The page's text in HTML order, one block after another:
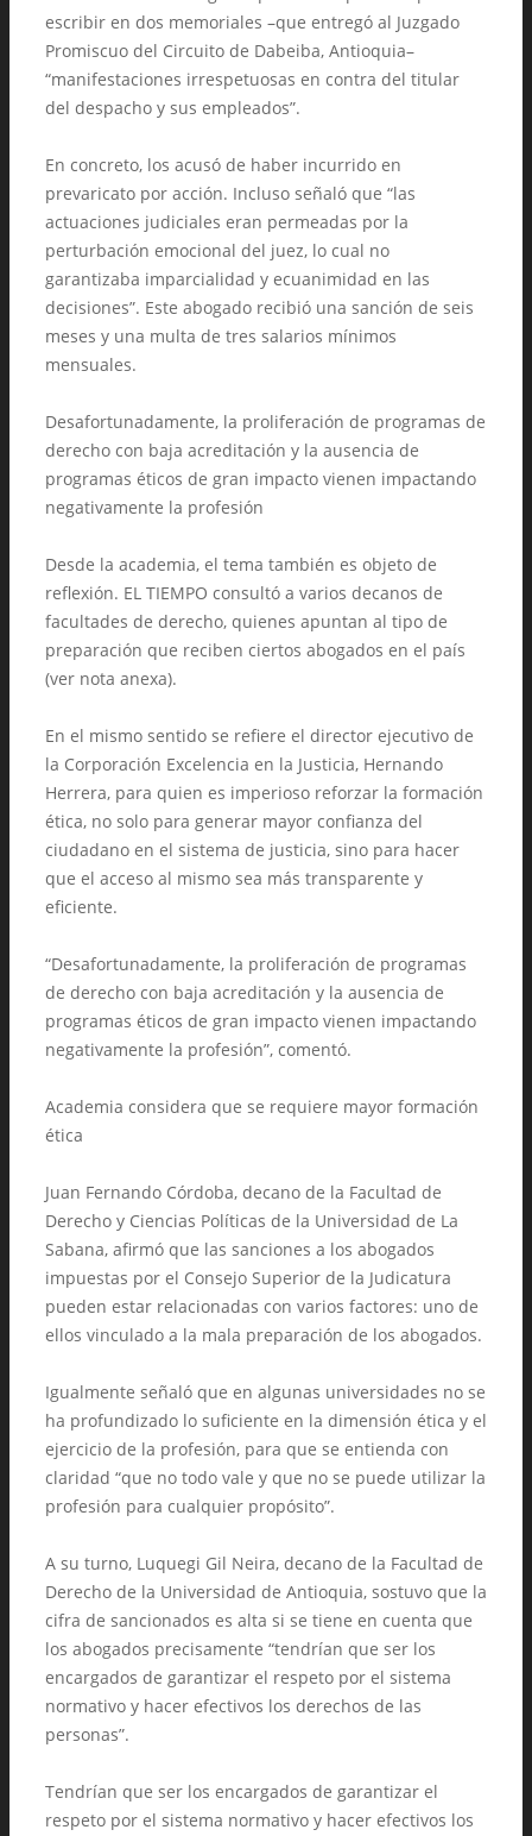
escribir en dos memoriales –que entregó al Juzgado
Promiscuo del Circuito de Dabeiba, Antioquia–
“manifestaciones irrespetuosas en contra del titular
del despacho y sus empleados”.
En concreto, los acusó de haber incurrido en
prevaricato por acción. Incluso señaló que “las
actuaciones judiciales eran permeadas por la
perturbación emocional del juez, lo cual no
garantizaba imparcialidad y ecuanimidad en las
decisiones”. Este abogado recibió una sanción de seis
meses y una multa de tres salarios mínimos
mensuales.
Desafortunadamente, la proliferación de programas de
derecho con baja acreditación y la ausencia de
programas éticos de gran impacto vienen impactando
negativamente la profesión
Desde la academia, el tema también es objeto de
reflexión. EL TIEMPO consultó a varios decanos de
facultades de derecho, quienes apuntan al tipo de
preparación que reciben ciertos abogados en el país
(ver nota anexa).
En el mismo sentido se refiere el director ejecutivo de
la Corporación Excelencia en la Justicia, Hernando
Herrera, para quien es imperioso reforzar la formación
ética, no solo para generar mayor confianza del
ciudadano en el sistema de justicia, sino para hacer
que el acceso al mismo sea más transparente y
eficiente.
“Desafortunadamente, la proliferación de programas
de derecho con baja acreditación y la ausencia de
programas éticos de gran impacto vienen impactando
negativamente la profesión”, comentó.
Academia considera que se requiere mayor formación
ética
Juan Fernando Córdoba, decano de la Facultad de
Derecho y Ciencias Políticas de la Universidad de La
Sabana, afirmó que las sanciones a los abogados
impuestas por el Consejo Superior de la Judicatura
pueden estar relacionadas con varios factores: uno de
ellos vinculado a la mala preparación de los abogados.
Igualmente señaló que en algunas universidades no se
ha profundizado lo suficiente en la dimensión ética y el
ejercicio de la profesión, para que se entienda con
claridad “que no todo vale y que no se puede utilizar la
profesión para cualquier propósito”.
A su turno, Luquegi Gil Neira, decano de la Facultad de
Derecho de la Universidad de Antioquia, sostuvo que la
cifra de sancionados es alta si se tiene en cuenta que
los abogados precisamente “tendrían que ser los
encargados de garantizar el respeto por el sistema
normativo y hacer efectivos los derechos de las
personas”.
Tendrían que ser los encargados de garantizar el
respeto por el sistema normativo y hacer efectivos los